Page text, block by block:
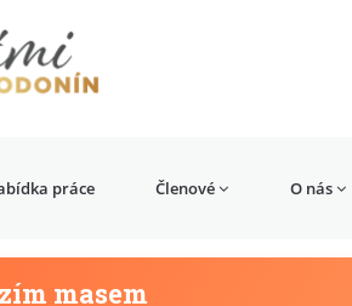
práce Členové O nás
masem